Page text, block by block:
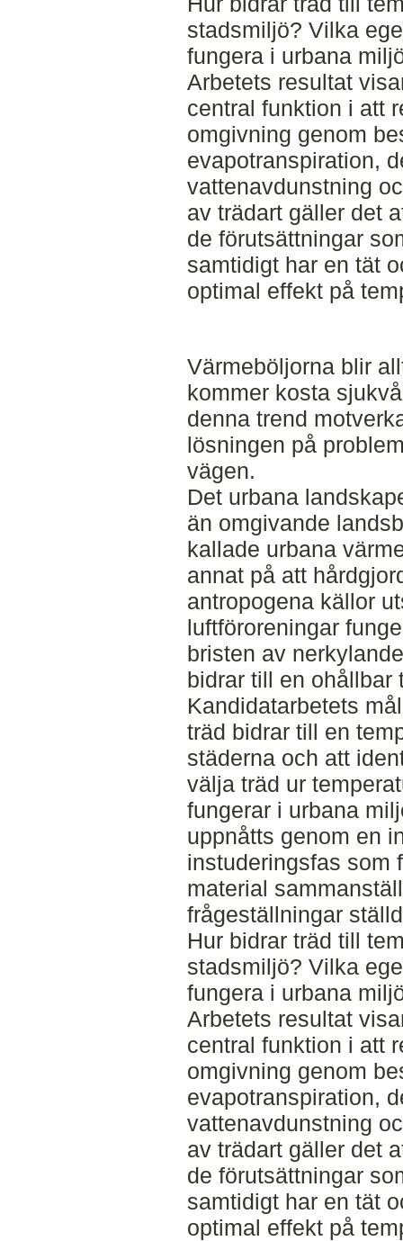
stadsmiljö? Vilka
fungera i urbana
Arbetets resultat
central funktion i att
omgivning genom
evapotranspiration,
vattenavdunstning
av trädart gäller det
de förutsättningar
samtidigt har en tät
optimal effekt på
Värmeböljorna blir
kommer kosta
denna trend
lösningen på
vägen.
Det urbana
än omgivande
kallade urbana
annat på att
antropogena källor
luftföroreningar
bristen av
bidrar till en ohållbar
Kandidatarbetets
träd bidrar till en
städerna och att
välja träd ur
fungerar i urbana
uppnåtts genom en
instuderingsfas som
material
frågeställningar
Hur bidrar träd till
stadsmiljö? Vilka
fungera i urbana
Arbetets resultat
central funktion i att
omgivning genom
evapotranspiration,
vattenavdunstning
av trädart gäller det
de förutsättningar
samtidigt har en tät
optimal effekt på